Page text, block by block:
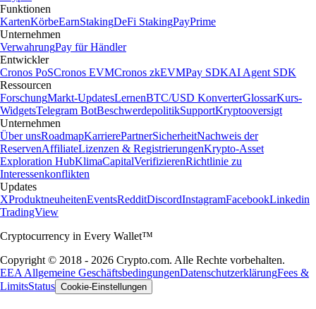
Funktionen
KartenKörbeEarnStakingDeFi StakingPayPrime
Unternehmen
VerwahrungPay für Händler
Entwickler
Cronos PoSCronos EVMCronos zkEVMPay SDKAI Agent SDK
Ressourcen
ForschungMarkt-UpdatesLernenBTC/USD KonverterGlossarKurs-
WidgetsTelegram BotBeschwerdepolitikSupportKryptooversigt
Unternehmen
Über unsRoadmapKarrierePartnerSicherheitNachweis der
ReservenAffiliateLizenzen & RegistrierungenKrypto-Asset
Exploration HubKlimaCapitalVerifizierenRichtlinie zu
Interessenkonflikten
Updates
XProduktneuheitenEventsRedditDiscordInstagramFacebookLinkedin
TradingView
Cryptocurrency in Every Wallet™
Copyright © 2018 - 2026 Crypto.com. Alle Rechte vorbehalten.
EEA Allgemeine GeschäftsbedingungenDatenschutzerklärungFees &
LimitsStatus Cookie-Einstellungen